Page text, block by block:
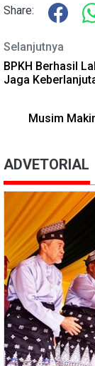
Share:
Selanjutnya
BPKH Berhasil
Jaga
Musim
ADVETORIAL